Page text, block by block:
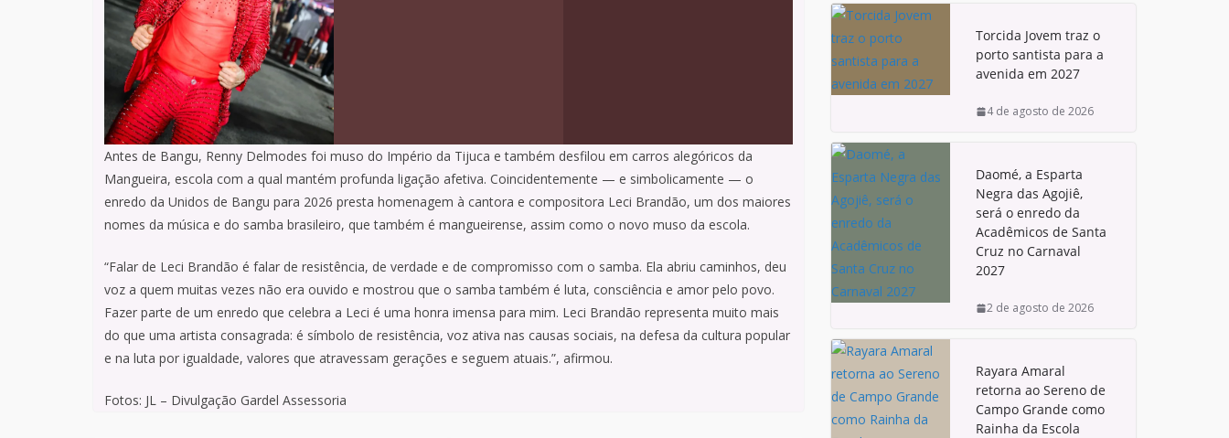
Antes de Bangu, Renny Delmodes foi muso do Império da Tijuca e também desfilou em carros alegóricos da
Mangueira, escola com a qual mantém profunda ligação afetiva. Coincidentemente — e simbolicamente — o
enredo da Unidos de Bangu para 2026 presta homenagem à cantora e compositora Leci Brandão, um dos maiores
nomes da música e do samba brasileiro, que também é mangueirense, assim como o novo muso da escola.
“Falar de Leci Brandão é falar de resistência, de verdade e de compromisso com o samba. Ela abriu caminhos, deu
voz a quem muitas vezes não era ouvido e mostrou que o samba também é luta, consciência e amor pelo povo.
Fazer parte de um enredo que celebra a Leci é uma honra imensa para mim. Leci Brandão representa muito mais
do que uma artista consagrada: é símbolo de resistência, voz ativa nas causas sociais, na defesa da cultura popular
e na luta por igualdade, valores que atravessam gerações e seguem atuais.”, afirmou.
Fotos: JL – Divulgação Gardel Assessoria
Torcida Jovem traz o
porto santista para a
avenida em 2027
4 de agosto de 2026
Daomé, a Esparta
Negra das Agojiê,
será o enredo da
Acadêmicos de Santa
Cruz no Carnaval
2027
2 de agosto de 2026
Rayara Amaral
retorna ao Sereno de
Campo Grande como
Rainha da Escola